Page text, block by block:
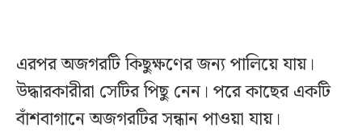
এরপর অজগরটি কিছুক্ষণের জন্য পালিয়ে যায়।
উদ্ধারকারীরা সেটির পিছু নেন। পরে কাছের একটি
বাঁশবাগানে অজগরটির সন্ধান পাওয়া যায়।